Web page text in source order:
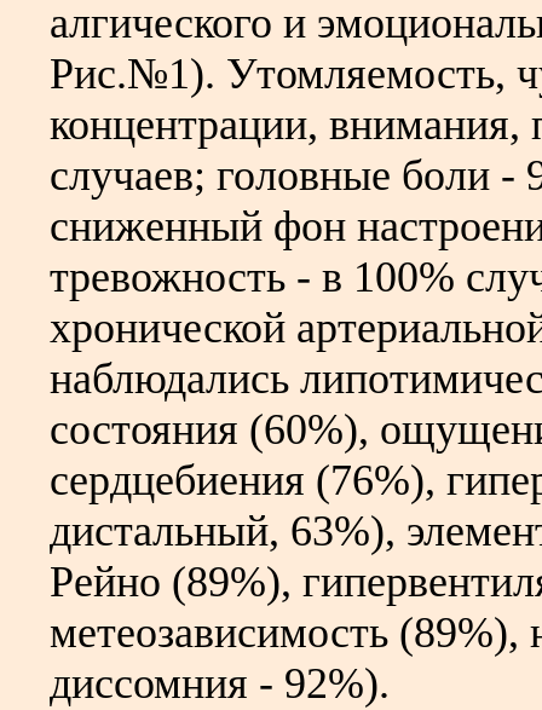
алгического и
Рис.№1). Утомляемость,
концентрации, внимания,
случаев; головные боли -
сниженный фон
тревожность - в 100%
хронической
наблюдались
состояния (60%),
сердцебиения (76%),
дистальный, 63%),
Рейно (89%),
метеозависимость
диссомния - 92%).